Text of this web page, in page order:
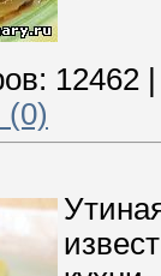
12462
(0)